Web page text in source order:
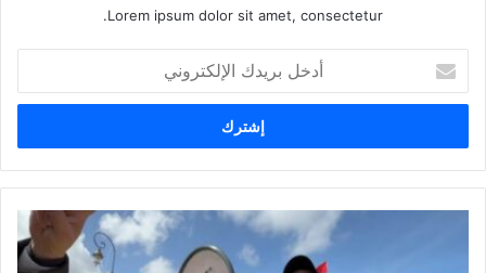
Lorem ipsum dolor sit amet, consectetur.
خ
ب
ر